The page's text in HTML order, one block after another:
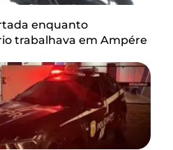
enquanto
trabalhava em Ampére